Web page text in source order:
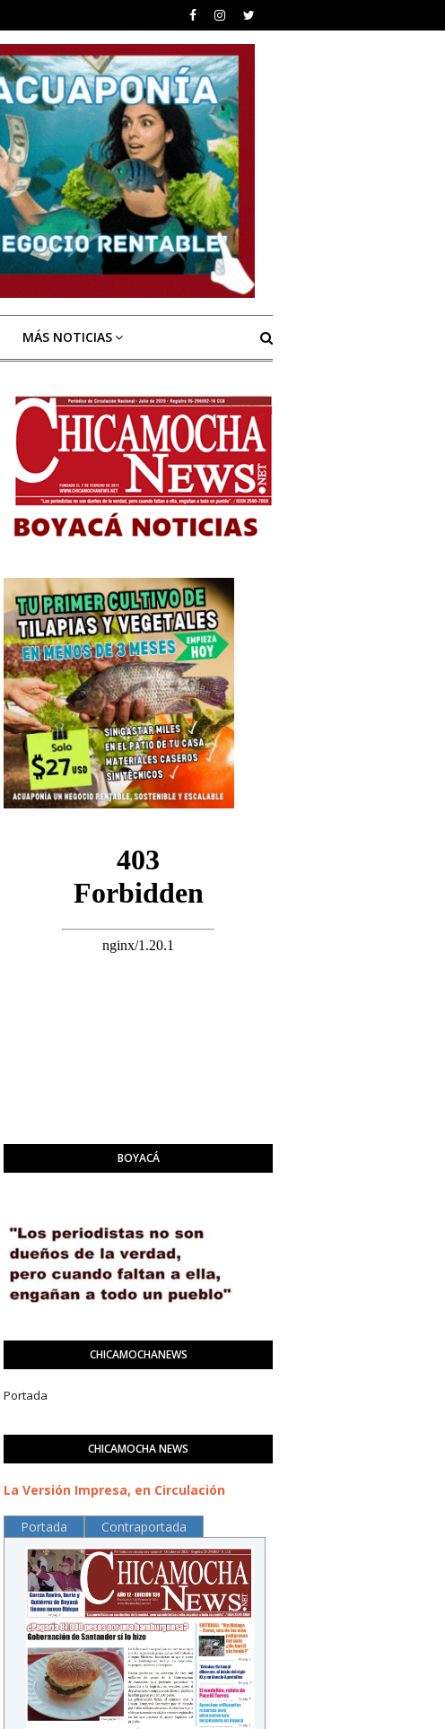
MÁS NOTICIAS
BOYACÁ
CHICAMOCHANEWS
Portada
CHICAMOCHA NEWS
La Versión Impresa, en Circulación
Portada Contraportada